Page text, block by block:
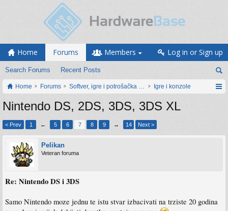
Home Forums
Search Forums Recent Posts
Members Log in or Sign up
Home Forums Softver, igre i potrošačka elektronikaIgre i konzole
Nintendo DS, 2DS, 3DS, 3DS XL
< Prev 1 ← 5 6 7 8 9 → 14 Next >
Pelikan
Veteran foruma
Re: Nintendo DS i 3DS
Samo Nintendo moze jednu te istu stvar izbacivati na trziste 20 godina